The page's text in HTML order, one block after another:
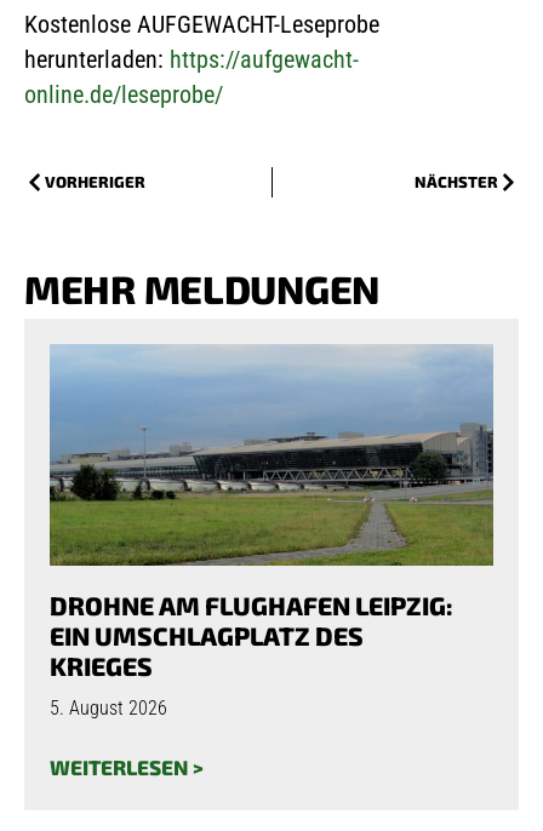
Kostenlose AUFGEWACHT-Leseprobe
herunterladen: https://aufgewacht-
online.de/leseprobe/
VORHERIGER NÄCHSTER
MEHR MELDUNGEN
DROHNE AM FLUGHAFEN LEIPZIG:
EIN UMSCHLAGPLATZ DES
KRIEGES
5. August 2026
WEITERLESEN >